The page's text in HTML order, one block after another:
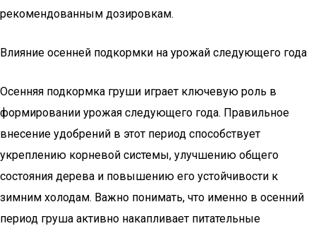
рекомендованным дозировкам.
Влияние осенней подкормки на урожай следующего года
Осенняя подкормка груши играет ключевую роль в
формировании урожая следующего года. Правильное
внесение удобрений в этот период способствует
укреплению корневой системы, улучшению общего
состояния дерева и повышению его устойчивости к
зимним холодам. Важно понимать, что именно в осенний
период груша активно накапливает питательные